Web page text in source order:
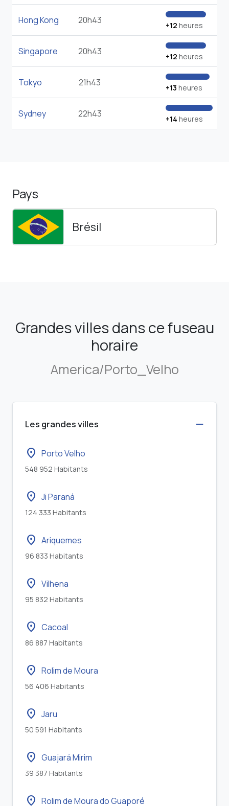
Hong Kong 20h43 +12 heures
Singapore 20h43 +12 heures
Tokyo 21h43 +13 heures
Sydney 22h43 +14 heures
Pays
Brésil
Grandes villes dans ce fuseau
horaire
America/Porto_Velho
Les grandes villes
location_on Porto Velho
548 952 Habitants
location_on Ji Paraná
124 333 Habitants
location_on Ariquemes
96 833 Habitants
location_on Vilhena
95 832 Habitants
location_on Cacoal
86 887 Habitants
location_on Rolim de Moura
56 406 Habitants
location_on Jaru
50 591 Habitants
location_on Guajará Mirim
39 387 Habitants
location_on Rolim de Moura do Guaporé